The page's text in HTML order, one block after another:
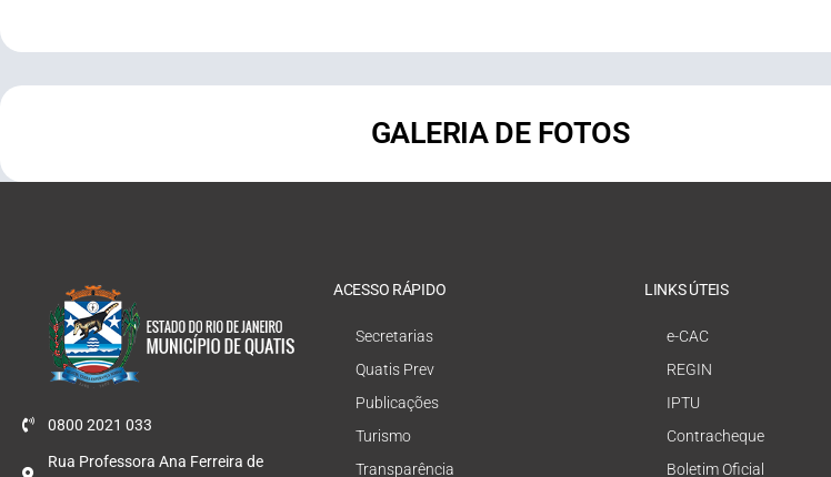
GALERIA DE FOTOS
0800 2021 033
Rua Professora Ana Ferreira de
ACESSO RÁPIDO
Secretarias
Quatis Prev
Publicações
Turismo
Transparência
LINKS ÚTEIS
e-CAC
REGIN
IPTU
Contracheque
Boletim Oficial